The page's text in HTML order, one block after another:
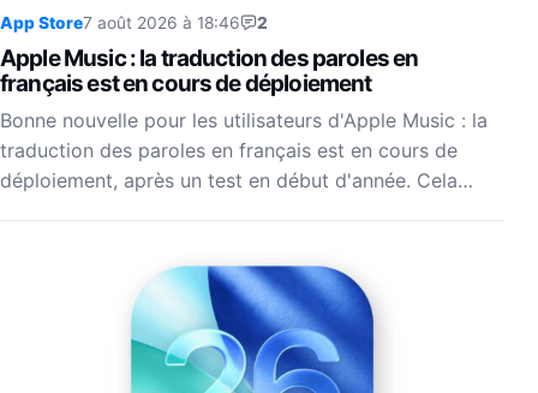
App Store7 août 2026 à 18:46 2
Apple Music : la traduction des paroles en
français est en cours de déploiement
Bonne nouvelle pour les utilisateurs d'Apple Music : la
traduction des paroles en français est en cours de
déploiement, après un test en début d'année. Cela…